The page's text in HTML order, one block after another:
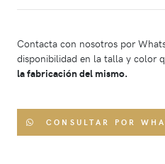
Contacta con nosotros por
disponibilidad en la talla y color
la fabricación del mismo.
CONSULTAR POR